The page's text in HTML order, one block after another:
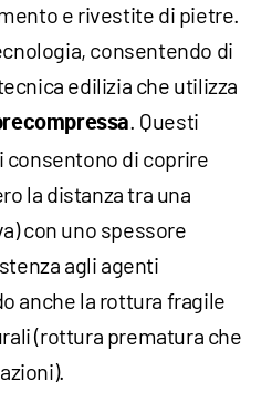
e rivestite di pietre.
consentendo di
edilizia che utilizza
. Questi
di coprire
la distanza tra una
con uno spessore
agli agenti
anche la rottura fragile
(rottura prematura che